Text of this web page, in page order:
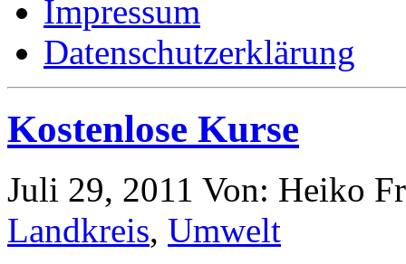
Impressum
Datenschutzerklärung
Kostenlose Kurse
Juli 29, 2011 Von: Heiko
Landkreis, Umwelt